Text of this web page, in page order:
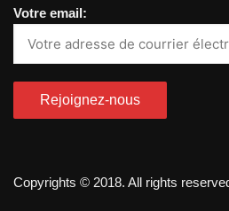
Votre email:
Copyrights © 2018. All rights